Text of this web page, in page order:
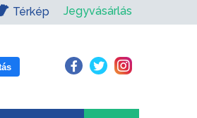
Térkép Jegyvásárlás